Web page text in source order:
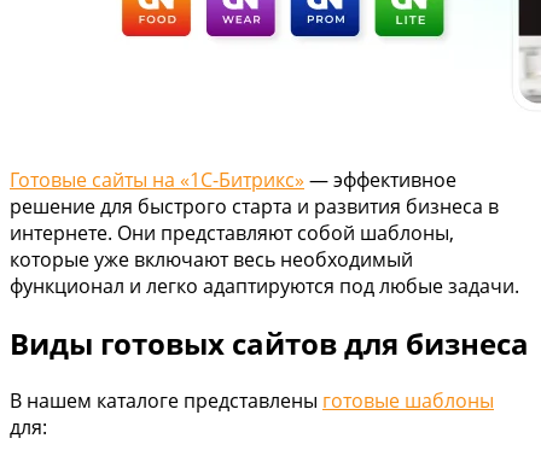
Готовые сайты на «1С-Битрикс» — эффективное
решение для быстрого старта и развития бизнеса в
интернете. Они представляют собой шаблоны,
которые уже включают весь необходимый
функционал и легко адаптируются под любые задачи.
Виды готовых сайтов для бизнеса
В нашем каталоге представлены готовые шаблоны
для: